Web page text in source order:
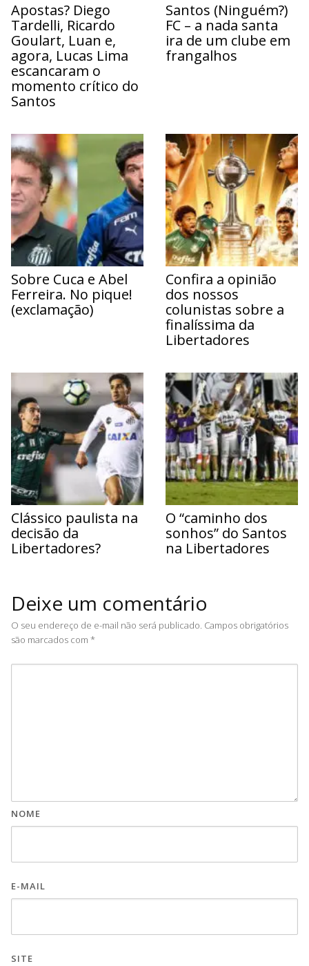
Apostas? Diego
Tardelli, Ricardo
Goulart, Luan e,
agora, Lucas Lima
escancaram o
momento crítico do
Santos
Santos (Ninguém?)
FC – a nada santa
ira de um clube em
frangalhos
Sobre Cuca e Abel
Ferreira. No pique!
(exclamação)
Confira a opinião
dos nossos
colunistas sobre a
finalíssima da
Libertadores
Clássico paulista na
decisão da
Libertadores?
O “caminho dos
sonhos” do Santos
na Libertadores
Deixe um comentário
O seu endereço de e-mail não será publicado. Campos obrigatórios
são marcados com *
NOME
E-MAIL
SITE